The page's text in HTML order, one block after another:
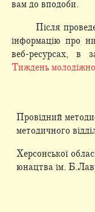
вам до вподоби.
Після
інформацію про
веб-ресурсах, в
Тиждень
Провідний
методичного
Херсонської
юнацтва ім.